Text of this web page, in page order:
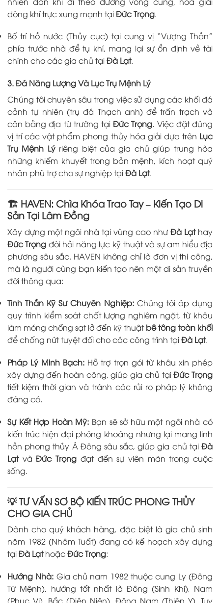
dòng khí trực xung mạnh tạiĐức Trọng.
Bố trí hồ nước (Thủy cục) tại cung vị “Vượng Thần”
phía trước nhà để tụ khí, mang lại sự ổn định về tài
chính cho các gia chủ tạiĐà Lạt.
3. Đá Năng Lượng Và Lục Trụ Mệnh Lý
Chúng tôi chuyên sâu trong việc sử dụng các khối đá
cảnh tự nhiên (trụ đá Thạch anh) để trấn trạch và
cân bằng địa từ trường tạiĐức Trọng. Việc đặt đúng
vị trí các vật phẩm phong thủy hóa giải dựa trên Lục
Trụ Mệnh Lýriêng biệt của gia chủ giúp trung hòa
những khiếm khuyết trong bản mệnh, kích hoạt quý
nhân phù trợ cho sự nghiệp tạiĐà Lạt.
🏗️ HAVEN: Chìa Khóa Trao Tay – Kiến Tạo Di
Sản Tại Lâm Đồng
Xây dựng một ngôi nhà tại vùng cao như Đà Lạthay
Đức Trọng đòi hỏi năng lực kỹ thuật và sự am hiểu địa
phương sâu sắc. HAVEN không chỉ là đơn vị thi công,
mà là người cùng bạn kiến tạo nên một di sản truyền
đời thông qua:
Tinh Thần Kỹ Sư Chuyên Nghiệp:Chúng tôi áp dụng
quy trình kiểm soát chất lượng nghiêm ngặt, từ khâu
làm móng chống sạt lở đến kỹ thuậtbê tông toàn khối
để chống nứt tuyệt đối cho các công trình tạiĐà Lạt.
Pháp Lý Minh Bạch: Hỗ trợ trọn gói từ khâu xin phép
xây dựng đến hoàn công, giúp gia chủ tạiĐức Trọng
tiết kiệm thời gian và tránh các rủi ro pháp lý không
đáng có.
Sự Kết Hợp Hoàn Mỹ: Bạn sẽ sở hữu một ngôi nhà có
kiến trúc hiện đại phóng khoáng nhưng lại mang linh
hồn phong thủy Á Đông sâu sắc, giúp gia chủ tại Đà
LạtvàĐức Trọng đạt đến sự viên mãn trong cuộc
sống.
💡 TƯ VẤN SƠ BỘ KIẾN TRÚC PHONG THỦY
CHO GIA CHỦ
Dành cho quý khách hàng, đặc biệt là gia chủ sinh
năm 1982 (Nhâm Tuất) đang có kế hoạch xây dựng
tạiĐà LạthoặcĐức Trọng:
Hướng Nhà: Gia chủ nam 1982 thuộc cung Ly (Đông
Tứ Mệnh), hướng tốt nhất là Đông (Sinh Khí), Nam
(Phục Vị), Bắc (Diên Niên), Đông Nam (Thiên Y). Tuy